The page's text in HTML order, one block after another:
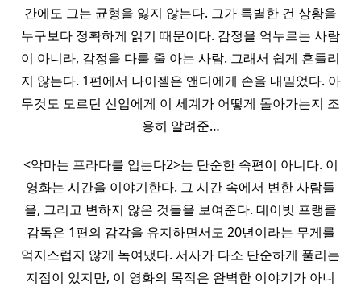
간에도 그는 균형을 잃지 않는다. 그가 특별한 건 상황을
누구보다 정확하게 읽기 때문이다. 감정을 억누르는 사람
이 아니라, 감정을 다룰 줄 아는 사람. 그래서 쉽게 흔들리
지 않는다. 1편에서 나이젤은 앤디에게 손을 내밀었다. 아
무것도 모르던 신입에게 이 세계가 어떻게 돌아가는지 조
용히 알려준…
<악마는 프라다를 입는다2>는 단순한 속편이 아니다. 이
영화는 시간을 이야기한다. 그 시간 속에서 변한 사람들
을, 그리고 변하지 않은 것들을 보여준다. 데이빗 프랭클
감독은 1편의 감각을 유지하면서도 20년이라는 무게를
억지스럽지 않게 녹여냈다. 서사가 다소 단순하게 풀리는
지점이 있지만, 이 영화의 목적은 완벽한 이야기가 아니